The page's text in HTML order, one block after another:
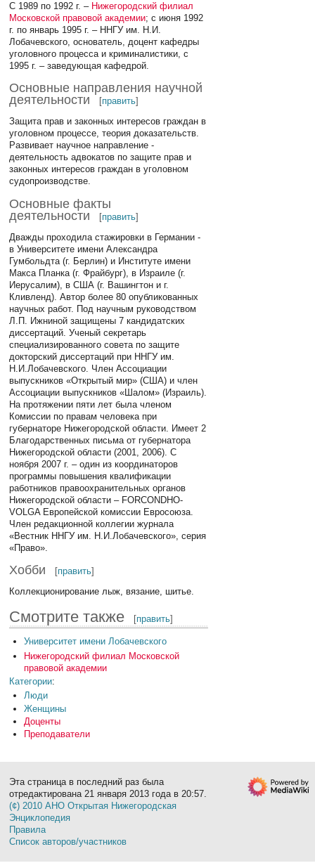
С 1989 по 1992 г. – Нижегородский филиал
Московской правовой академии; с июня 1992
г. по январь 1995 г. – ННГУ им. Н.И.
Лобачевского, основатель, доцент кафедры
уголовного процесса и криминалистики, с
1995 г. – заведующая кафедрой.
Основные направления научной
деятельности
[править]
Защита прав и законных интересов граждан в
уголовном процессе, теория доказательств.
Развивает научное направление -
деятельность адвокатов по защите прав и
законных интересов граждан в уголовном
судопроизводстве.
Основные факты
деятельности
[править]
Дважды проходила стажировки в Германии -
в Университете имени Александра
Гумбольдта (г. Берлин) и Институте имени
Макса Планка (г. Фрайбург), в Израиле (г.
Иерусалим), в США (г. Вашингтон и г.
Кливленд). Автор более 80 опубликованных
научных работ. Под научным руководством
Л.П. Ижниной защищены 7 кандидатских
диссертаций. Ученый секретарь
специализированного совета по защите
докторский диссертаций при ННГУ им.
Н.И.Лобачевского. Член Ассоциации
выпускников «Открытый мир» (США) и член
Ассоциации выпускников «Шалом» (Израиль).
На протяжении пяти лет была членом
Комиссии по правам человека при
губернаторе Нижегородской области. Имеет 2
Благодарственных письма от губернатора
Нижегородской области (2001, 2006). С
ноября 2007 г. – один из координаторов
программы повышения квалификации
работников правоохранительных органов
Нижегородской области – FORCONDHO-
VOLGA Европейской комиссии Евросоюза.
Член редакционной коллегии журнала
«Вестник ННГУ им. Н.И.Лобачевского», серия
«Право».
Хобби [править]
Коллекционирование лыж, вязание, шитье.
Смотрите также [править]
Университет имени Лобачевского
Нижегородский филиал Московской
правовой академии
Категории:
Люди
Женщины
Доценты
Преподаватели
Эта страница в последний раз была
отредактирована 21 января 2013 года в 20:57.
(¢) 2010 АНО Открытая Нижегородская
Энциклопедия
Правила
Список авторов/участников